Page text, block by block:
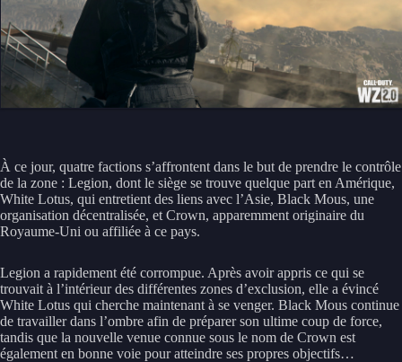
À ce jour, quatre factions s’affrontent dans le but de prendre le contrôle
de la zone : Legion, dont le siège se trouve quelque part en Amérique,
White Lotus, qui entretient des liens avec l’Asie, Black Mous, une
organisation décentralisée, et Crown, apparemment originaire du
Royaume-Uni ou affiliée à ce pays.
Legion a rapidement été corrompue. Après avoir appris ce qui se
trouvait à l’intérieur des différentes zones d’exclusion, elle a évincé
White Lotus qui cherche maintenant à se venger. Black Mous continue
de travailler dans l’ombre afin de préparer son ultime coup de force,
tandis que la nouvelle venue connue sous le nom de Crown est
également en bonne voie pour atteindre ses propres objectifs…